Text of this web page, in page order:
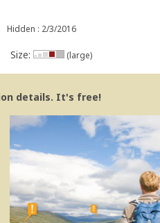
Hidden : 2/3/2016
Size: (large)
details. It's free!